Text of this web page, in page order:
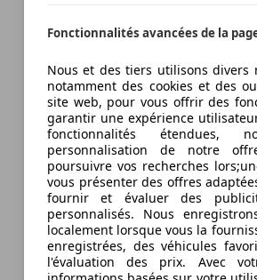
Fonctionnalités avancées de la
Nous et des tiers utilisons divers
notamment des cookies et des
site web, pour vous offrir des
garantir une expérience
fonctionnalités étendues,
personnalisation de notre
poursuivre vos recherches
vous présenter des offres
fournir et évaluer des
personnalisés. Nous
localement lorsque vous la
enregistrées, des véhicules
l'évaluation des prix. Avec